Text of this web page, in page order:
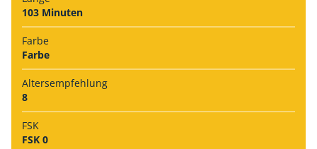
103 Minuten
Farbe
Farbe
Alters­empfehlung
8
FSK
FSK 0